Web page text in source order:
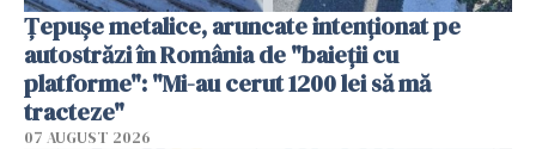
Țepușe metalice, aruncate intenționat pe
autostrăzi în România de "baieții cu
platforme": "Mi-au cerut 1200 lei să mă
tracteze"
07 AUGUST 2026